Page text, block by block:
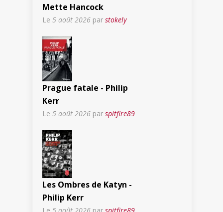
Mette Hancock
Le 5 août 2026 par stokely
Prague fatale - Philip
Kerr
Le 5 août 2026 par spitfire89
Les Ombres de Katyn -
Philip Kerr